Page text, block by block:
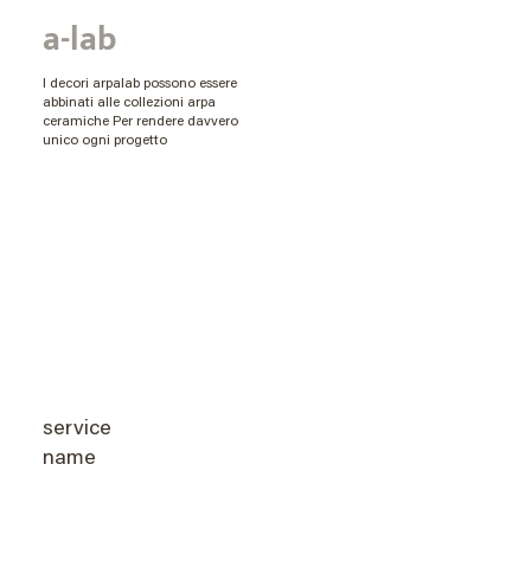
I decori arpalab possono essere
abbinati alle collezioni arpa
ceramiche Per rendere davvero
unico ogni progetto
a-lab
service
name